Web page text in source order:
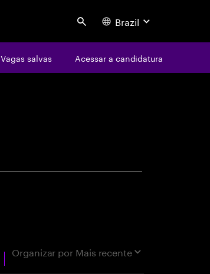
Search Brazil
Vagas salvas Acessar a candidatura
Organizar por Mais recente